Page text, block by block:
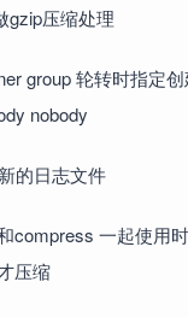
gzip压缩处理
group 轮转时指定
nobody
的日志文件
compress 一起使用
压缩